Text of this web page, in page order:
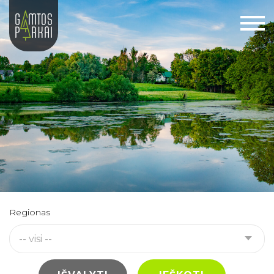
Regionas
-- visi --